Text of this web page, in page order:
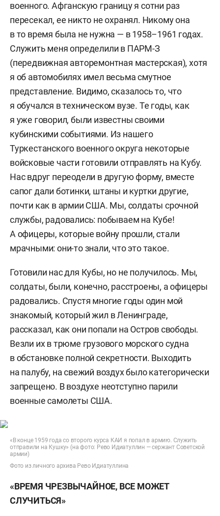
военного. Афганскую границу я сотни раз
пересекал, ее никто не охранял. Никому она
в то время была не нужна — в 1958–1961 годах.
Служить меня определили в ПАРМ-З
(передвижная авторемонтная мастерская), хотя
я об автомобилях имел весьма смутное
представление. Видимо, сказалось то, что
я обучался в техническом вузе. Те годы, как
я уже говорил, были известны своими
кубинскими событиями. Из нашего
Туркестанского военного округа некоторые
войсковые части готовили отправлять на Кубу.
Нас вдруг переодели в другую форму, вместе
сапог дали ботинки, штаны и куртки другие,
почти как в армии США. Мы, солдаты срочной
службы, радовались: побываем на Кубе!
А офицеры, которые войну прошли, стали
мрачными: они-то знали, что это такое.
Готовили нас для Кубы, но не получилось. Мы,
солдаты, были, конечно, расстроены, а офицеры
радовались. Спустя многие годы один мой
знакомый, который жил в Ленинграде,
рассказал, как они попали на Остров свободы.
Везли их в трюме грузового морского судна
в обстановке полной секретности. Выходить
на палубу, на свежий воздух было категорически
запрещено. В воздухе неотступно парили
военные самолеты США.
«В конце 1959 года со второго курса КАИ я попал в армию. Служить
отправили на Кушку» (на фото: Рево Идиатуллин — сержант Советской
армии)
Фото из личного архива Рево Идиатуллина
«ВРЕМЯ ЧРЕЗВЫЧАЙНОЕ, ВСЕ МОЖЕТ
СЛУЧИТЬСЯ»